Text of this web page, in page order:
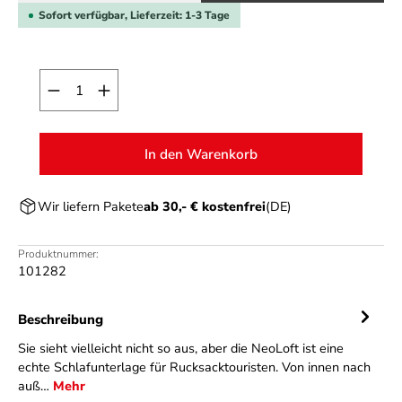
Sofort verfügbar, Lieferzeit: 1-3 Tage
Produkt Anzahl: Gib den gewünschten Wert
In den Warenkorb
Wir liefern Paketeab 30,- € kostenfrei(DE)
Produktnummer:
101282
Beschreibung
Sie sieht vielleicht nicht so aus, aber die NeoLoft ist eine
echte Schlafunterlage für Rucksacktouristen. Von innen nach
auß… Mehr